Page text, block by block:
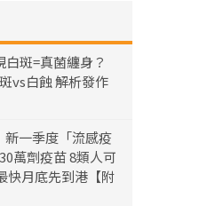
斑=真菌纏身？
vs白蝕 解析發作
一季度「流感疫
萬劑疫苗 8類人可
快月底先到港【附